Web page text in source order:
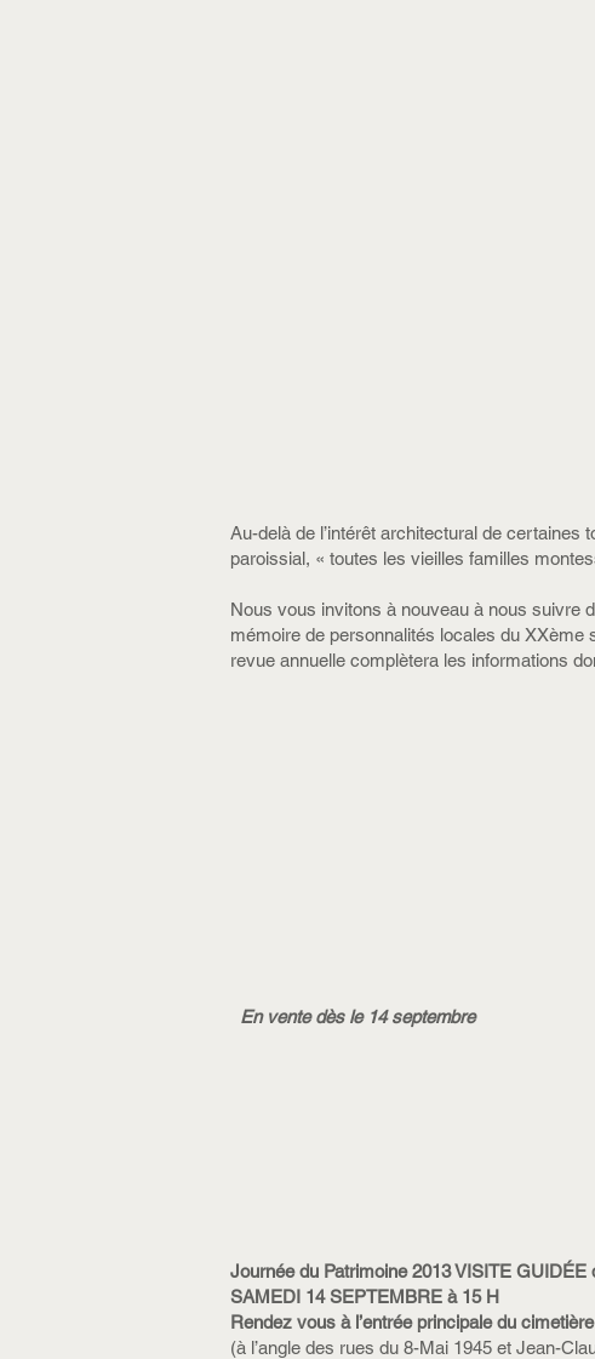
Au-delà de l’intérêt architectural de certaines
paroissial, « toutes les vieilles familles
Nous vous invitons à nouveau à nous suivre
mémoire de personnalités locales du XXème
revue annuelle complètera les informations
En vente dès le 14 septembre
Journée du Patrimoine 2013 VISITE GUIDÉE
SAMEDI 14 SEPTEMBRE à 15 H
Rendez vous à l’entrée principale du cimetière
(à l’angle des rues du 8-Mai 1945 et Jean-